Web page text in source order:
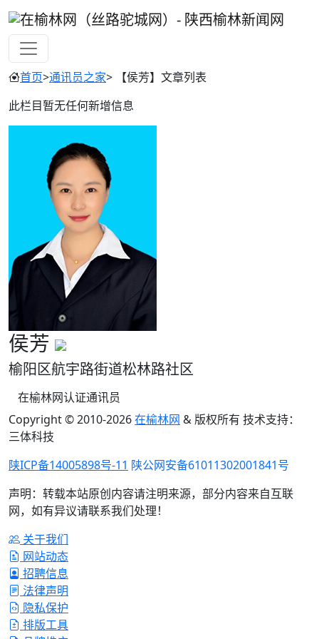
首页>通讯员之家> 【侯芳】文章列表
此栏目暂无任何新增信息
侯芳
榆阳区航宇路街道松林路社区
在榆林网认证通讯员
Copyright © 2010-2026在榆林网 & 版权所有 技术支持：
三体科技
陕ICP备14005898号-11 陕公网安备61011302001841号
声明：转载本站原创内容请注明来源，部分内容来自互联
网，如有异议请联系我们处理！
关于我们
网站动态
招聘信息
法律声明
隐私保护
排版工具